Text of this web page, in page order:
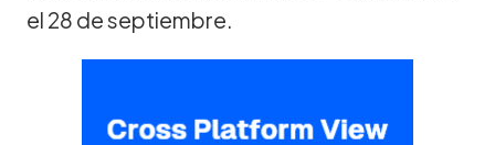
el 28 de septiembre.